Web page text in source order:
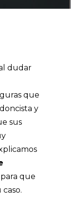
dudar
que
y
sus
para que